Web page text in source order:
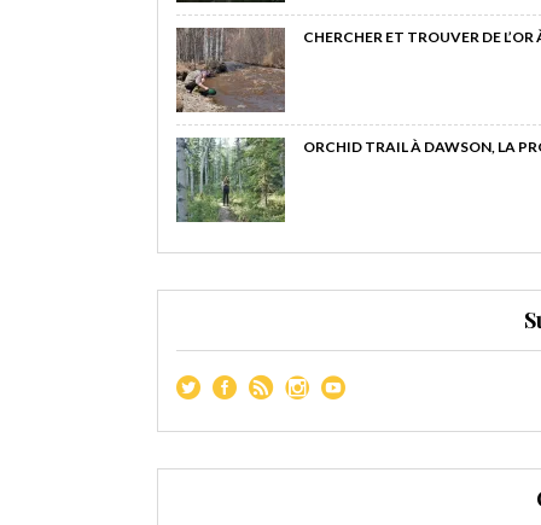
CHERCHER ET TROUVER DE
ORCHID TRAIL À DAWSON, LA